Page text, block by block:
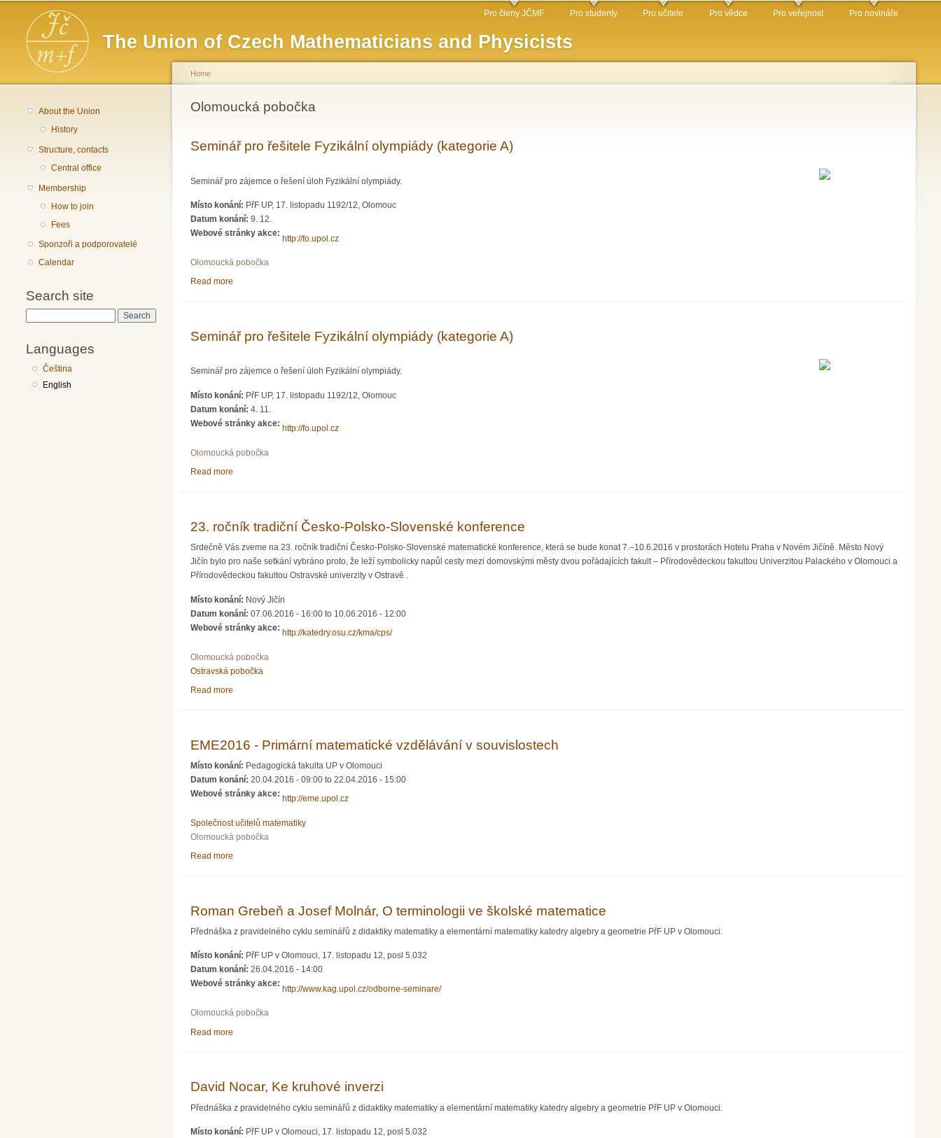
The Union of Czech Mathematicians and Physicists
Main menu Pro členy JČMF Pro studenty Pro učitele Pro vědce Pro veřejnost Pro novináře
About the Union
History
Structure, contacts
Central office
Membership
How to join
Fees
Sponzoři a podporovatelé
Calendar
Search site
Languages
Čeština
English
You are here
Home
Olomoucká pobočka
Seminář pro řešitele Fyzikální olympiády (kategorie A)
Seminář pro zájemce o řešení úloh Fyzikální olympiády.
Místo konání: PřF UP, 17. listopadu 1192/12, Olomouc
Datum konání: 9. 12.
Webové stránky akce:
http://fo.upol.cz
Olomoucká pobočka
Read more
Seminář pro řešitele Fyzikální olympiády (kategorie A)
Seminář pro zájemce o řešení úloh Fyzikální olympiády.
Místo konání: PřF UP, 17. listopadu 1192/12, Olomouc
Datum konání: 4. 11.
Webové stránky akce:
http://fo.upol.cz
Olomoucká pobočka
Read more
23. ročník tradiční Česko-Polsko-Slovenské konference
Srdečně Vás zveme na 23. ročník tradiční Česko-Polsko-Slovenské matematické konference, která se bude konat 7.–10.6.2016 v prostorách Hotelu Praha v Novém Jičíně. Město Nový
Jičín bylo pro naše setkání vybráno proto, že leží symbolicky napůl cesty mezi domovskými městy dvou pořádajících fakult – Přírodovědeckou fakultou Univerzitou Palackého v Olomouci a
Přírodovědeckou fakultou Ostravské univerzity v Ostravě .
Místo konání: Nový Jičín
Datum konání: 07.06.2016 - 16:00 to 10.06.2016 - 12:00
Webové stránky akce:
http://katedry.osu.cz/kma/cps/
Olomoucká pobočka
Ostravská pobočka
Read more
EME2016 - Primární matematické vzdělávání v souvislostech
Místo konání: Pedagogická fakulta UP v Olomouci
Datum konání: 20.04.2016 - 09:00 to 22.04.2016 - 15:00
Webové stránky akce:
http://eme.upol.cz
Společnost učitelů matematiky
Olomoucká pobočka
Read more
Roman Grebeň a Josef Molnár, O terminologii ve školské matematice
Přednáška z pravidelného cyklu seminářů z didaktiky matematiky a elementární matematiky katedry algebry a geometrie PřF UP v Olomouci.
Místo konání: PřF UP v Olomouci, 17. listopadu 12, posl 5.032
Datum konání: 26.04.2016 - 14:00
Webové stránky akce:
http://www.kag.upol.cz/odborne-seminare/
Olomoucká pobočka
Read more
David Nocar, Ke kruhové inverzi
Přednáška z pravidelného cyklu seminářů z didaktiky matematiky a elementární matematiky katedry algebry a geometrie PřF UP v Olomouci.
Místo konání: PřF UP v Olomouci, 17. listopadu 12, posl 5.032